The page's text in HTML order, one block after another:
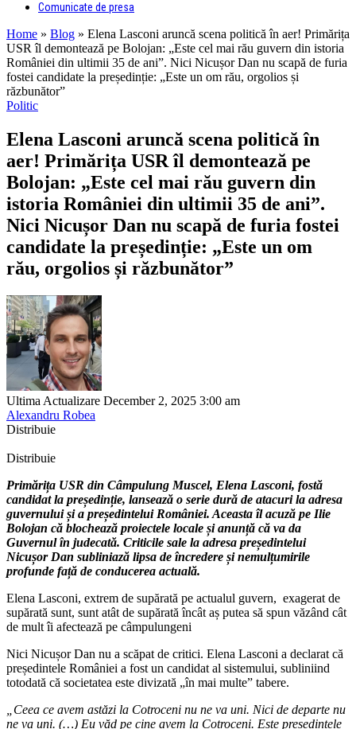
Comunicate de presa
Home » Blog » Elena Lasconi aruncă scena politică în aer! Primărița
USR îl demontează pe Bolojan: „Este cel mai rău guvern din istoria
României din ultimii 35 de ani”. Nici Nicușor Dan nu scapă de furia
fostei candidate la președinție: „Este un om rău, orgolios și
răzbunător”
Politic
Elena Lasconi aruncă scena politică în
aer! Primărița USR îl demontează pe
Bolojan: „Este cel mai rău guvern din
istoria României din ultimii 35 de ani”.
Nici Nicușor Dan nu scapă de furia fostei
candidate la președinție: „Este un om
rău, orgolios și răzbunător”
Ultima Actualizare December 2, 2025 3:00 am
Alexandru Robea
Distribuie
Distribuie
Primărița USR din Câmpulung Muscel, Elena Lasconi, fostă
candidat la președinție, lansează o serie dură de atacuri la adresa
guvernului și a președintelui României. Aceasta îl acuză pe Ilie
Bolojan că blochează proiectele locale și anunță că va da
Guvernul în judecată. Criticile sale la adresa președintelui
Nicușor Dan subliniază lipsa de încredere și nemulțumirile
profunde față de conducerea actuală.
Elena Lasconi, extrem de supărată pe actualul guvern, exagerat de
supărată sunt, sunt atât de supărată încât aș putea să spun văzând cât
de mult îi afectează pe câmpulungeni
Nici Nicușor Dan nu a scăpat de critici. Elena Lasconi a declarat că
președintele României a fost un candidat al sistemului, subliniind
totodată că societatea este divizată „în mai multe” tabere.
„Ceea ce avem astăzi la Cotroceni nu ne va uni. Nici de departe nu
ne va uni. (…) Eu văd pe cine avem la Cotroceni. Este președintele